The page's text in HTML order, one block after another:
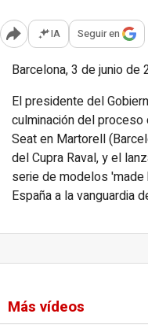
Abrir opciones para
IA Seguir en
Barcelona, 3 de junio de
El presidente del
culminación del
Seat en Martorell
del Cupra Raval, y el
serie de modelos 'made
España a la vanguardia
Más vídeos